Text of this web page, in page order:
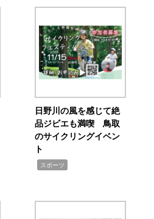
日野川の風を感じて絶
品ジビエも満喫 鳥取
のサイクリングイベン
ト
スポーツ